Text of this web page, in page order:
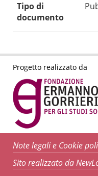
Tipo di
documento
Progetto realizzato da
Note legali e Cookie
Sito realizzato da